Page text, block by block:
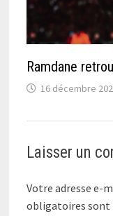
Ramdane
16 décembre
Laisser un
Votre adresse e-
obligatoires sont